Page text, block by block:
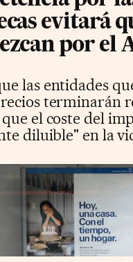
evitará
por el
las entidades
terminarán
el coste del
diluible" en la